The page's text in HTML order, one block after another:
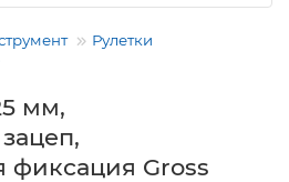
Рулетки
мм,
фиксация Gross